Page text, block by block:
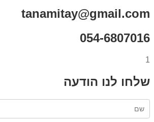
tanamitay@gmail.com
054-6807016
1
שלחו לנו הודעה